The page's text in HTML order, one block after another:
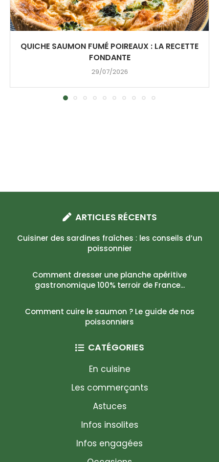
QUICHE SAUMON FUMÉ POIREAUX : LA RECETTE
FONDANTE
29/07/2026
ARTICLES RÉCENTS
Cuisiner des sardines fraîches : les conseils d’un
poissonnier
Comment dresser une planche apéritive
gastronomique 100% terroir de France...
Comment cuire le saumon ? Le guide de nos
poissonniers
CATÉGORIES
En cuisine
Les commerçants
Astuces
Infos insolites
Infos engagées